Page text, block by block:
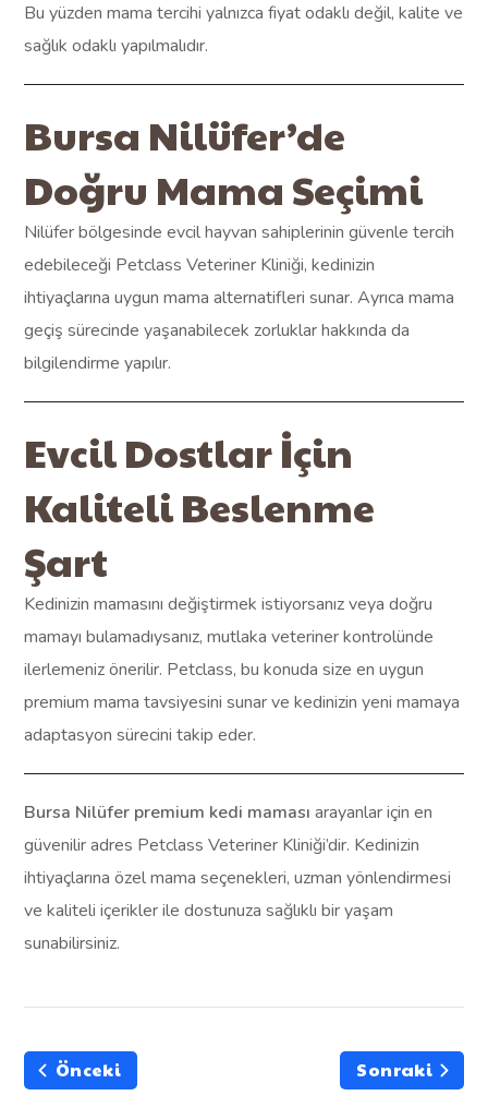
Bu yüzden mama tercihi yalnızca fiyat odaklı değil, kalite ve
sağlık odaklı yapılmalıdır.
Bursa Nilüfer’de
Doğru Mama Seçimi
Nilüfer bölgesinde evcil hayvan sahiplerinin güvenle tercih
edebileceği Petclass Veteriner Kliniği, kedinizin
ihtiyaçlarına uygun mama alternatifleri sunar. Ayrıca mama
geçiş sürecinde yaşanabilecek zorluklar hakkında da
bilgilendirme yapılır.
Evcil Dostlar İçin
Kaliteli Beslenme
Şart
Kedinizin mamasını değiştirmek istiyorsanız veya doğru
mamayı bulamadıysanız, mutlaka veteriner kontrolünde
ilerlemeniz önerilir. Petclass, bu konuda size en uygun
premium mama tavsiyesini sunar ve kedinizin yeni mamaya
adaptasyon sürecini takip eder.
Bursa Nilüfer premium kedi maması arayanlar için en
güvenilir adres Petclass Veteriner Kliniği’dir. Kedinizin
ihtiyaçlarına özel mama seçenekleri, uzman yönlendirmesi
ve kaliteli içerikler ile dostunuza sağlıklı bir yaşam
sunabilirsiniz.
Önceki Sonraki